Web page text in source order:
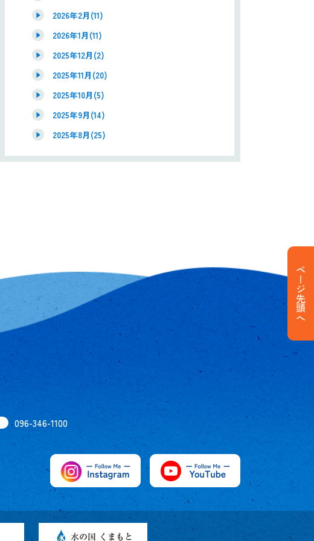
2026年2月(11)
2026年1月(11)
2025年12月(2)
2025年11月(20)
2025年10月(5)
2025年9月(14)
2025年8月(25)
ページ先頭へ
096-346-1100